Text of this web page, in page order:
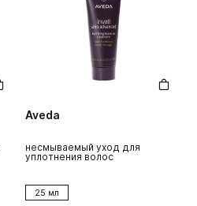
Aveda
несмываемый уход для
уплотнения волос
25 мл